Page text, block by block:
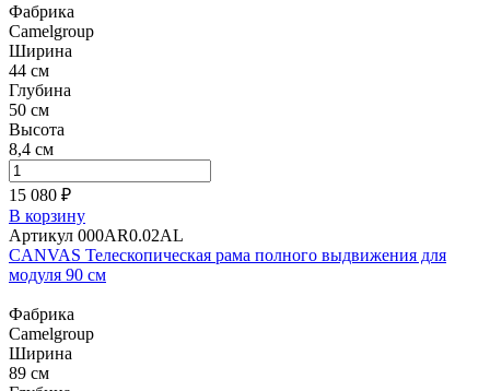
Фабрика
Camelgroup
Ширина
44 см
Глубина
50 см
Высота
8,4 см
15 080 ₽
В корзину
Артикул 000AR0.02AL
CANVAS Телескопическая рама полного выдвижения для
модуля 90 см
Фабрика
Camelgroup
Ширина
89 см